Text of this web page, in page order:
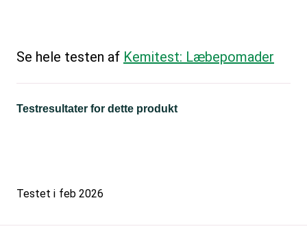
Se hele testen af Kemitest: Læbepomader
Testresultater for dette produkt
Testet i feb 2026